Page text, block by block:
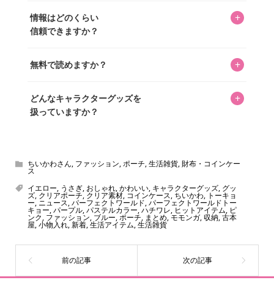
ッズを収集し、月に1,000点の新商品を選定・購入する編集
長KOSが全記事を監修しています。
書いています。AIは使用していません。編集長KOSが最終確
認を行い、手動で更新しています。
情報はどのくらい
信頼できますか？
+
いをお届けすることは保証します。なお、記事内に価格は
め、正確な情報をお伝えできないからです。
無料で読めますか？ +
どんなキャラクターグッズを
扱っていますか？
+
ん！200種以上のトレンディなキャラクターやアニメキャラ
をご紹介しています。生まれたばかりの新しいキャラクタ
ーをいち早く皆さんにお届けすることも、私たちの使命の
ひとつです。
ちいかわさん, ファッション,ポーチ,生活雑貨,財布・コインケー
ス
イエロー, うさぎ, おしゃれ,かわいい, キャラクターグッズ, グッ
ズ, クリアポーチ, クリア素材, コインケース, ちいかわ, トーキョ
ー, ニュース,パーフェクトワールド,パーフェクトワールドトー
キョー,パープル,パステルカラー,ハチワレ, ヒットアイテム, ピ
ンク, ファッション, ブルー,ポーチ, まとめ,モモンガ,収納,古本
屋,小物入れ,新着,生活アイテム,生活雑貨